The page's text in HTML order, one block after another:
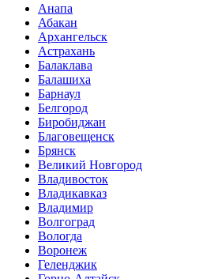
Анапа
Абакан
Архангельск
Астрахань
Балаклава
Балашиха
Барнаул
Белгород
Биробиджан
Благовещенск
Брянск
Великий Новгород
Владивосток
Владикавказ
Владимир
Волгоград
Вологда
Воронеж
Геленджик